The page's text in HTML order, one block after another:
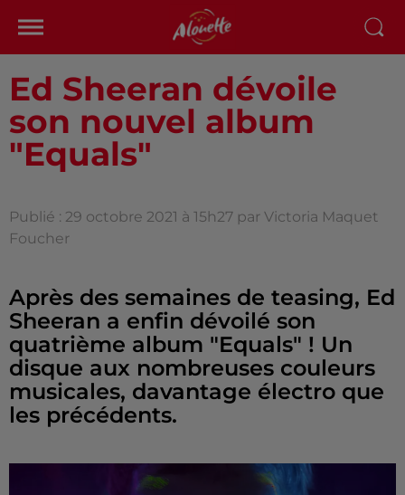
Ed Sheeran dévoile
son nouvel album
"Equals"
Publié : 29 octobre 2021 à 15h27 par Victoria Maquet
Foucher
Après des semaines de teasing, Ed
Sheeran a enfin dévoilé son
quatrième album "Equals" ! Un
disque aux nombreuses couleurs
musicales, davantage électro que
les précédents.